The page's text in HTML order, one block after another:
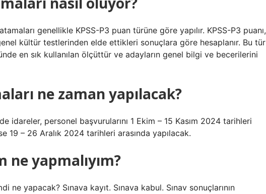
genellikle KPSS-P3 puan türüne göre yapılır. KPSS-P3 puanı,
kültür testlerinden elde ettikleri sonuçlara göre hesaplanır. Bu tür
en sık kullanılan ölçüttür ve adayların genel bilgi ve becerilerini
ne zaman yapılacak?
idareler, personel başvurularını 1 Ekim – 15 Kasım 2024 tarihleri
19 – 26 Aralık 2024 tarihleri ​​arasında yapılacak.
ne yapmalıyım?
ne yapacak? Sınava kayıt. Sınava kabul. Sınav sonuçlarının